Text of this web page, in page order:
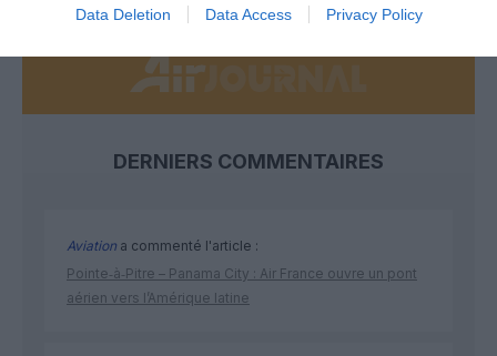
Data Deletion Data Access Privacy Policy
DERNIERS COMMENTAIRES
Aviation a commenté l'article :
Pointe‑à‑Pitre – Panama City : Air France ouvre un pont
aérien vers l’Amérique latine